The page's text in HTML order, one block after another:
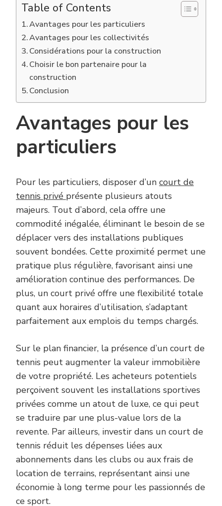
Table of Contents
Avantages pour les particuliers
Avantages pour les collectivités
Considérations pour la construction
Choisir le bon partenaire pour la
construction
Conclusion
Avantages pour les
particuliers
Pour les particuliers, disposer d’un court de
tennis privé présente plusieurs atouts
majeurs. Tout d’abord, cela offre une
commodité inégalée, éliminant le besoin de se
déplacer vers des installations publiques
souvent bondées. Cette proximité permet une
pratique plus régulière, favorisant ainsi une
amélioration continue des performances. De
plus, un court privé offre une flexibilité totale
quant aux horaires d’utilisation, s’adaptant
parfaitement aux emplois du temps chargés.
Sur le plan financier, la présence d’un court de
tennis peut augmenter la valeur immobilière
de votre propriété. Les acheteurs potentiels
perçoivent souvent les installations sportives
privées comme un atout de luxe, ce qui peut
se traduire par une plus-value lors de la
revente. Par ailleurs, investir dans un court de
tennis réduit les dépenses liées aux
abonnements dans les clubs ou aux frais de
location de terrains, représentant ainsi une
économie à long terme pour les passionnés de
ce sport.